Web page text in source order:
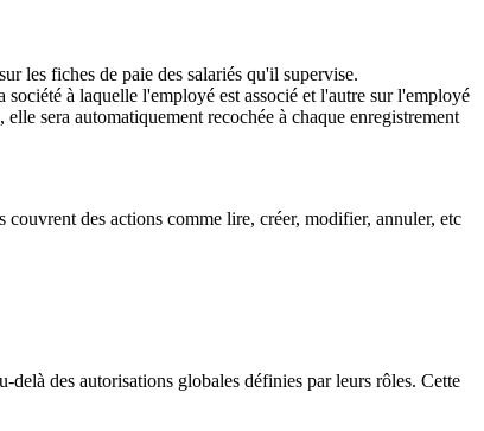
les fiches de paie des salariés qu'il supervise.
à laquelle l'employé est associé et l'autre sur l'employé
sera automatiquement recochée à chaque enregistrement
des actions comme lire, créer, modifier, annuler, etc
des autorisations globales définies par leurs rôles. Cette